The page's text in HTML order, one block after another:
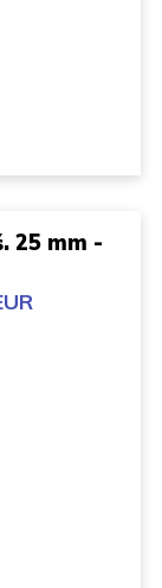
25 mm -